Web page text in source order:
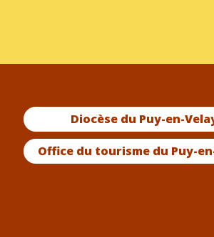
Diocèse du Puy-en-
Office du tourisme du Puy-